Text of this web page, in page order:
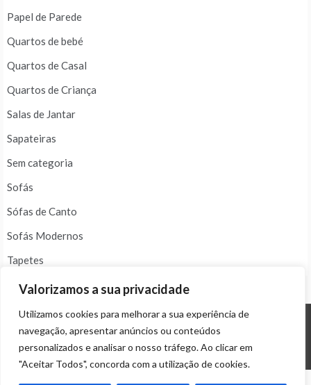
Valorizamos a sua privacidade
Utilizamos cookies para melhorar a sua experiência de
navegação, apresentar anúncios ou conteúdos
personalizados e analisar o nosso tráfego. Ao clicar em
"Aceitar Todos", concorda com a utilização de cookies.
Papel de Parede
Quartos de bebé
Quartos de Casal
Quartos de Criança
Salas de Jantar
Sapateiras
Sem categoria
Sofás
Sófas de Canto
Sofás Modernos
Tapetes
© ALL RIGHTS RESERVED 2023 THEME: PROMOS BY